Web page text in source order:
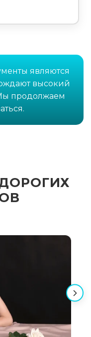
являются
высокий
продолжаем